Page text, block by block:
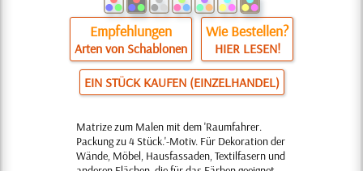
Empfehlungen
Arten von Schablonen
Wie Bestellen?
HIER LESEN!
EIN STÜCK KAUFEN (EINZELHANDEL)
Matrize zum Malen mit dem 'Raumfahrer.
Packung zu 4 Stück.'-Motiv. Für Dekoration der
Wände, Möbel, Hausfassaden, Textilfasern und